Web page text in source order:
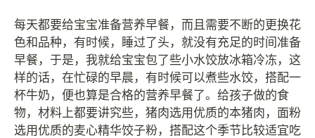
每天都要给宝宝准备营养早餐，而且需要不断的更换花
色和品种，有时候，睡过了头，就没有充足的时间准备
早餐，于是，我就给宝宝包了些小水饺放冰箱冷冻，这
样的话，在忙碌的早晨，有时候可以煮些水饺，搭配一
杯牛奶，便也算是合格的营养早餐了。给孩子做的食
物，材料上都要讲究些，猪肉选用优质的本猪肉，面粉
选用优质的麦心精华饺子粉，搭配这个季节比较适宜吃